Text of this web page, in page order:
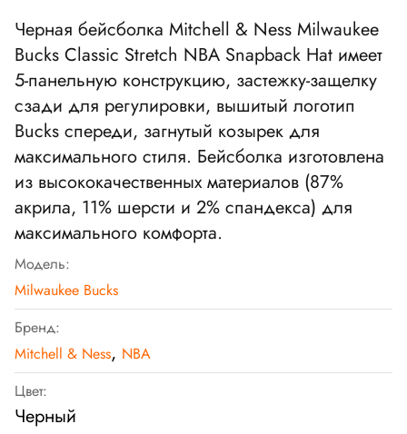
Черная бейсболка Mitchell & Ness Milwaukee
Bucks Classic Stretch NBA Snapback Hat имеет
5-панельную конструкцию, застежку-защелку
сзади для регулировки, вышитый логотип
Bucks спереди, загнутый козырек для
максимального стиля. Бейсболка изготовлена
из высококачественных материалов (87%
акрила, 11% шерсти и 2% спандекса) для
максимального комфорта.
Модель:
Milwaukee Bucks
Бренд:
Mitchell & Ness, NBA
Цвет:
Черный